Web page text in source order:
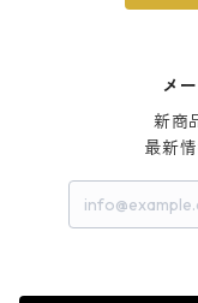
メ
新商
最新